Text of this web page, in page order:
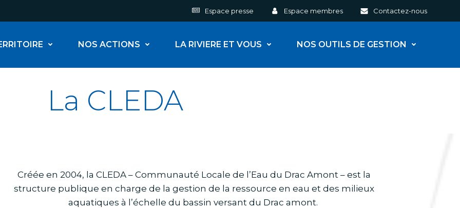
Espace presse Espace membres Contactez-nous
NOS ACTIONS LA RIVIERE ET VOUS NOS OUTILS DE GESTION
La CLEDA
Créée en 2004, la CLEDA – Communauté Locale de l’Eau du Drac Amont – est la
structure publique en charge de la gestion de la ressource en eau et des milieux
aquatiques à l’échelle du bassin versant du Drac amont.